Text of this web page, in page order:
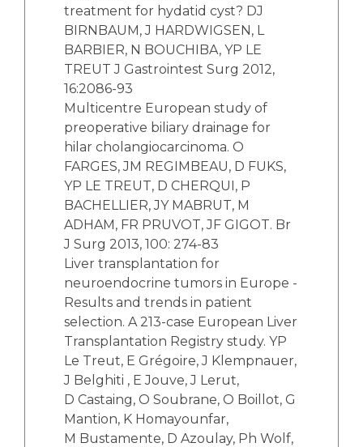
treatment for hydatid cyst? DJ
BIRNBAUM, J HARDWIGSEN, L
BARBIER, N BOUCHIBA, YP LE
TREUT J Gastrointest Surg 2012,
16:2086-93
Multicentre European study of
preoperative biliary drainage for
hilar cholangiocarcinoma. O
FARGES, JM REGIMBEAU, D FUKS,
YP LE TREUT, D CHERQUI, P
BACHELLIER, JY MABRUT, M
ADHAM, FR PRUVOT, JF GIGOT. Br
J Surg 2013, 100: 274-83
Liver transplantation for
neuroendocrine tumors in Europe -
Results and trends in patient
selection. A 213-case European Liver
Transplantation Registry study. YP
Le Treut, E Grégoire, J Klempnauer,
J Belghiti , E Jouve, J Lerut,
D Castaing, O Soubrane, O Boillot, G
Mantion, K Homayounfar,
M Bustamente, D Azoulay, Ph Wolf,